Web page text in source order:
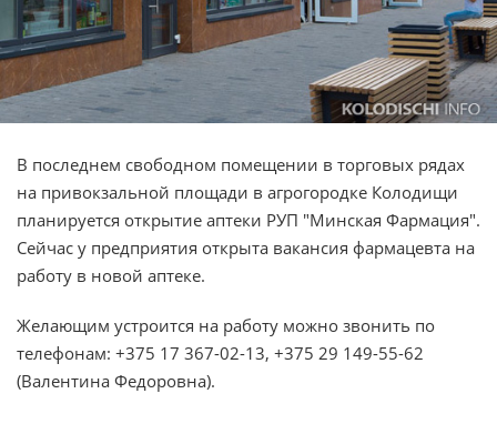
В последнем свободном помещении в торговых рядах
на привокзальной площади в агрогородке Колодищи
планируется открытие аптеки РУП "Минская Фармация".
Сейчас у предприятия открыта вакансия фармацевта на
работу в новой аптеке.
Желающим устроится на работу можно звонить по
телефонам: +375 17 367-02-13, +375 29 149-55-62
(Валентина Федоровна).